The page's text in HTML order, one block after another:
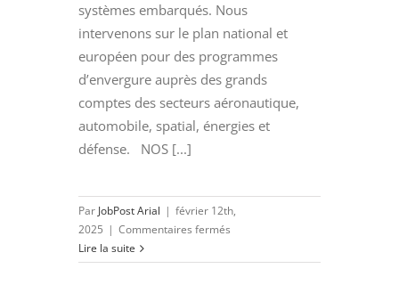
systèmes embarqués. Nous
intervenons sur le plan national et
européen pour des programmes
d’envergure auprès des grands
comptes des secteurs aéronautique,
automobile, spatial, énergies et
défense. NOS [...]
Par JobPost Arial | février 12th,
2025 | Commentaires fermés
ESSAIS
Lire la suite